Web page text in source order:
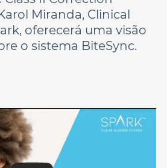
Miranda, Clinical
oferecerá uma visão
o sistema BiteSync.